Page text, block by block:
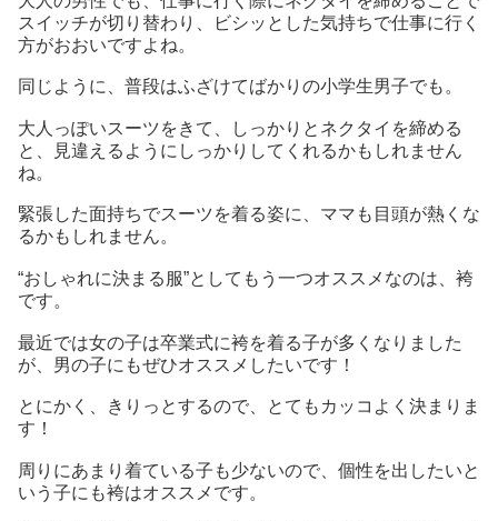
スイッチが切り替わり、ビシッとした気持ちで仕事に行く
方がおおいですよね。
同じように、普段はふざけてばかりの小学生男子でも。
大人っぽいスーツをきて、しっかりとネクタイを締める
と、見違えるようにしっかりしてくれるかもしれません
ね。
緊張した面持ちでスーツを着る姿に、ママも目頭が熱くな
るかもしれません。
“おしゃれに決まる服”としてもう一つオススメなのは、袴
です。
最近では女の子は卒業式に袴を着る子が多くなりました
が、男の子にもぜひオススメしたいです！
とにかく、きりっとするので、とてもカッコよく決まりま
す！
周りにあまり着ている子も少ないので、個性を出したいと
いう子にも袴はオススメです。